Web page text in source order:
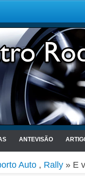
ANTEVISÃO
Auto , Rally » E